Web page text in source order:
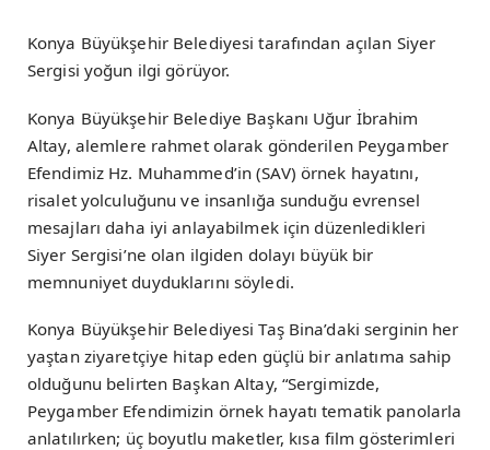
Konya Büyükşehir Belediyesi tarafından açılan Siyer
Sergisi yoğun ilgi görüyor.
Konya Büyükşehir Belediye Başkanı Uğur İbrahim
Altay, alemlere rahmet olarak gönderilen Peygamber
Efendimiz Hz. Muhammed’in (SAV) örnek hayatını,
risalet yolculuğunu ve insanlığa sunduğu evrensel
mesajları daha iyi anlayabilmek için düzenledikleri
Siyer Sergisi’ne olan ilgiden dolayı büyük bir
memnuniyet duyduklarını söyledi.
Konya Büyükşehir Belediyesi Taş Bina’daki serginin her
yaştan ziyaretçiye hitap eden güçlü bir anlatıma sahip
olduğunu belirten Başkan Altay, “Sergimizde,
Peygamber Efendimizin örnek hayatı tematik panolarla
anlatılırken; üç boyutlu maketler, kısa film gösterimleri